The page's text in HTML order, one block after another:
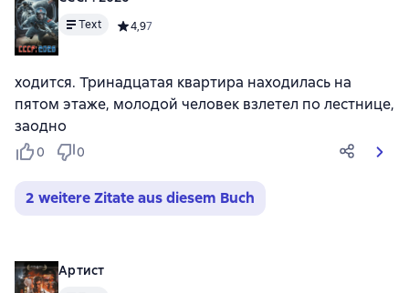
Text Средний рейтинг 4,9 на основе 7 оценок
4,97
ходится. Тринадцатая квартира находилась на
пятом этаже, молодой человек взлетел по лестнице,
заодно
0 0
2 weitere Zitate aus diesem Buch
Артист